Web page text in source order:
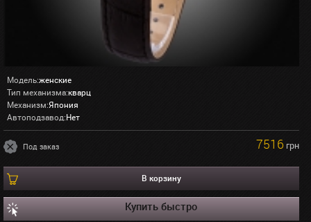
Модель:женские
Тип механизма:кварц
Механизм:Япония
Автоподзавод:Нет
Под заказ 7516 грн
В корзину
Купить быстро